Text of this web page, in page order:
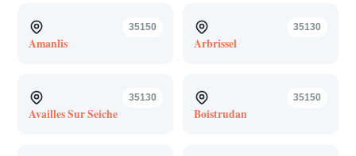
35150
Amanlis
35130
Arbrissel
35130
Availles Sur Seiche
35150
Boistrudan